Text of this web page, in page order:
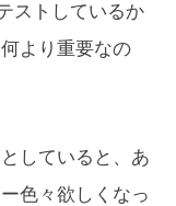
ストしているか
より重要なの
していると、あ
色々欲しくなっ